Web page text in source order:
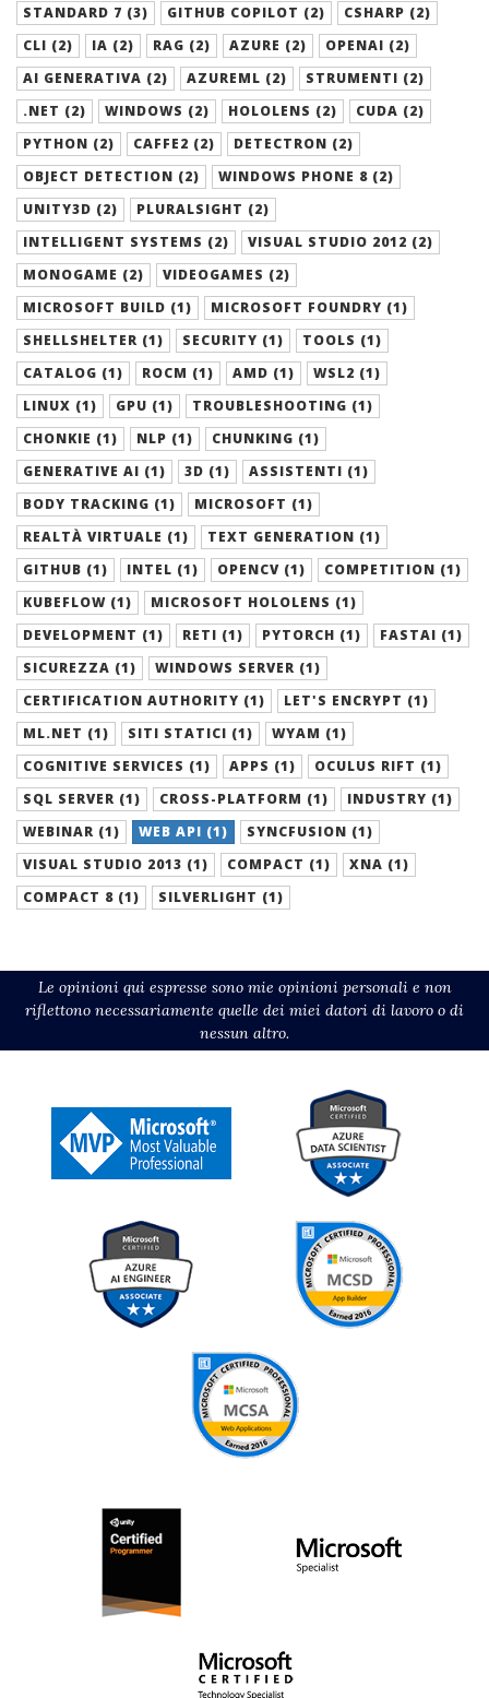
STANDARD 7 (3)
GITHUB COPILOT (2)
CSHARP (2)
CLI (2)
IA (2) RAG (2) AZURE (2)
OPENAI (2)
AI GENERATIVA (2)
AZUREML (2)
STRUMENTI (2)
.NET (2)
WINDOWS (2) HOLOLENS (2)
CUDA (2)
PYTHON (2)
CAFFE2 (2)
DETECTRON (2)
OBJECT DETECTION (2)
WINDOWS PHONE 8 (2)
UNITY3D (2)
PLURALSIGHT (2)
INTELLIGENT SYSTEMS (2)
VISUAL STUDIO 2012 (2)
MONOGAME (2)
VIDEOGAMES (2)
MICROSOFT BUILD (1)
MICROSOFT FOUNDRY (1)
SHELLSHELTER (1)
SECURITY (1)
TOOLS (1)
CATALOG (1)
ROCM (1) AMD (1)
WSL2 (1)
LINUX (1)
GPU (1)
TROUBLESHOOTING (1)
CHONKIE (1)
NLP (1)
CHUNKING (1)
GENERATIVE AI (1)
3D (1)
ASSISTENTI (1)
BODY TRACKING (1)
MICROSOFT (1)
REALTÀ VIRTUALE (1)
TEXT GENERATION (1)
GITHUB (1)
INTEL (1) OPENCV (1)
COMPETITION (1)
KUBEFLOW (1)
MICROSOFT HOLOLENS (1)
DEVELOPMENT (1)
RETI (1) PYTORCH (1)
FASTAI (1)
SICUREZZA (1)
WINDOWS SERVER (1)
CERTIFICATION AUTHORITY (1)
LET'S ENCRYPT (1)
ML.NET (1)
SITI STATICI (1)
WYAM (1)
COGNITIVE SERVICES (1)
APPS (1)
OCULUS RIFT (1)
SQL SERVER (1)
CROSS-PLATFORM (1)
INDUSTRY (1)
WEBINAR (1)
WEB API (1)
SYNCFUSION (1)
VISUAL STUDIO 2013 (1)
COMPACT (1)
XNA (1)
COMPACT 8 (1)
SILVERLIGHT (1)
Le opinioni qui espresse sono mie opinioni personali e non
riflettono necessariamente quelle dei miei datori di lavoro o di
nessun altro.